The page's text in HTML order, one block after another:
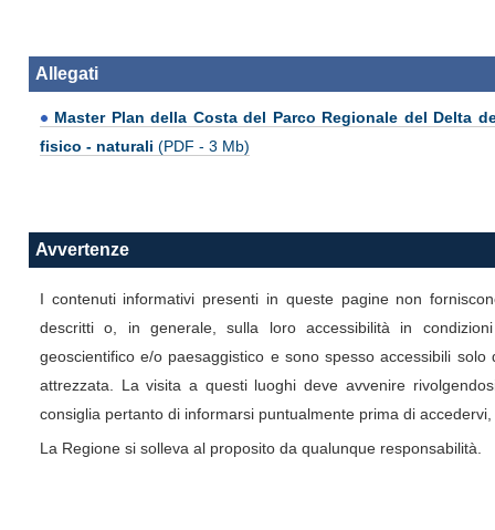
Allegati
Master Plan della Costa del Parco Regionale del Delta
fisico - naturali (PDF - 3 Mb)
Avvertenze
I contenuti informativi presenti in queste pagine non
descritti o, in generale, sulla loro accessibilità in
geoscientifico e/o paesaggistico e sono spesso accessibili
attrezzata. La visita a questi luoghi deve avvenire
consiglia pertanto di informarsi puntualmente prima di
La Regione si solleva al proposito da qualunque responsabilità.